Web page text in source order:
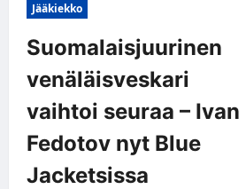
Jääkiekko
Suomalaisjuurinen
venäläisveskari
vaihtoi seuraa – Ivan
Fedotov nyt Blue
Jacketsissa